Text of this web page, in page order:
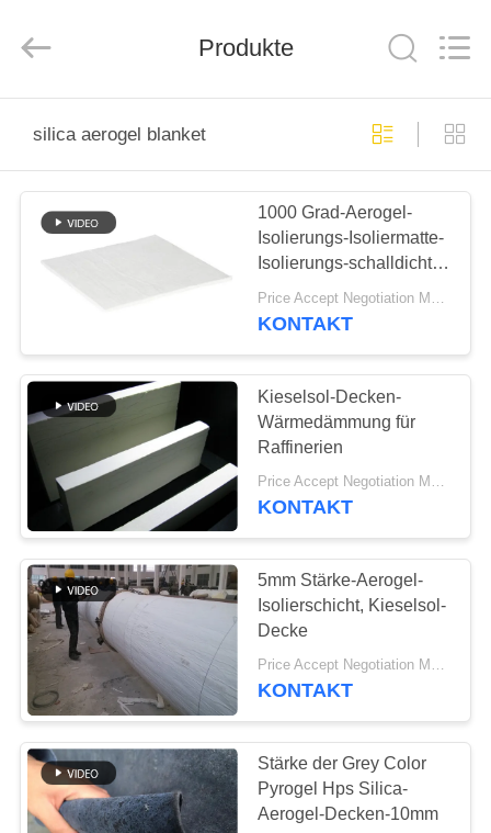
PRODUKTE
ÜBER
UNS
FABRIK-
AUSFLUG
QUALITÄTSKONTROLLE
TRETEN
SIE
MIT
UNS
VERBINDUNG
NACHRICHTEN
Produkte
silica aerogel blanket
1000 Grad-Aerogel-
Isolierungs-Isoliermatte-
Isolierungs-schalldichte
Kieselsol-Decke
Price Accept Negotiation MOQ:eine Rolle
KONTAKT
Kieselsol-Decken-
Wärmedämmung für
Raffinerien
Price Accept Negotiation MOQ:Eine Rolle
KONTAKT
5mm Stärke-Aerogel-
Isolierschicht, Kieselsol-
Decke
Price Accept Negotiation MOQ:Eine Rolle
KONTAKT
Stärke der Grey Color
Pyrogel Hps Silica-
Aerogel-Decken-10mm